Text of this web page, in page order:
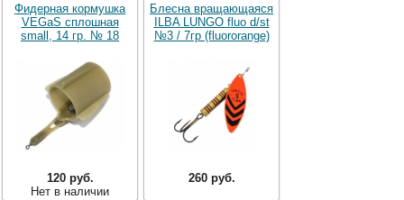
Фидерная кормушка
VEGaS сплошная
small, 14 гр. № 18
120 руб.
Нет в наличии
Блесна вращающаяся
ILBA LUNGO fluo d/st
№3 / 7гр (fluororange)
260 руб.